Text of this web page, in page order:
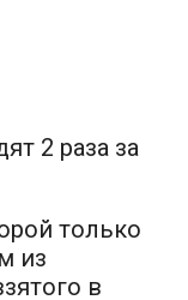
2 раза за
только
из
в